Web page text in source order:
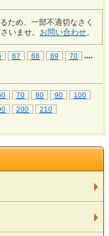
ため、一部不適切なさく
いませ。 お問い合わせ
67 68 69 70 ....
70 80 90
100
200 210